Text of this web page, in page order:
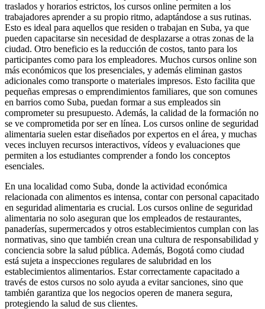
traslados y horarios estrictos, los cursos online permiten a los
trabajadores aprender a su propio ritmo, adaptándose a sus rutinas.
Esto es ideal para aquellos que residen o trabajan en Suba, ya que
pueden capacitarse sin necesidad de desplazarse a otras zonas de la
ciudad. Otro beneficio es la reducción de costos, tanto para los
participantes como para los empleadores. Muchos cursos online son
más económicos que los presenciales, y además eliminan gastos
adicionales como transporte o materiales impresos. Esto facilita que
pequeñas empresas o emprendimientos familiares, que son comunes
en barrios como Suba, puedan formar a sus empleados sin
comprometer su presupuesto. Además, la calidad de la formación no
se ve comprometida por ser en línea. Los cursos online de seguridad
alimentaria suelen estar diseñados por expertos en el área, y muchas
veces incluyen recursos interactivos, vídeos y evaluaciones que
permiten a los estudiantes comprender a fondo los conceptos
esenciales.
En una localidad como Suba, donde la actividad económica
relacionada con alimentos es intensa, contar con personal capacitado
en seguridad alimentaria es crucial. Los cursos online de seguridad
alimentaria no solo aseguran que los empleados de restaurantes,
panaderías, supermercados y otros establecimientos cumplan con las
normativas, sino que también crean una cultura de responsabilidad y
conciencia sobre la salud pública. Además, Bogotá como ciudad
está sujeta a inspecciones regulares de salubridad en los
establecimientos alimentarios. Estar correctamente capacitado a
través de estos cursos no solo ayuda a evitar sanciones, sino que
también garantiza que los negocios operen de manera segura,
protegiendo la salud de sus clientes.